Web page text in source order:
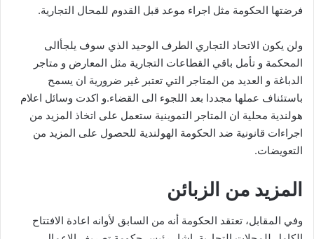
فرضتها الحكومة مثل اجراء موعد قبل القدوم للمحال التجارية.
ولن يكون الاتحاد التجاري الطرف الوحيد الذي سوف يلجأالى
المحكمة و تأمل باقي القطاعات التجارية مثل المعارض و متاجر
الدباغة و العديد من المتاجر التي تعتبر غير ضرورية ان يسمح
باستئناف عملها مجددا بعد اللجوء الى القضاء.و اكدت وسائل اعلام
هولندية محلية ان المتاجر التموينية ستعمل على اتخاذ المزيد من
اجراءات قانونية ضد الحكومة الهولندية للحصول على المزيد من
التعويضات.
المزيد من الزبائن
وفي المقابل، تعتقد الحكومة أنه من السابق لأوانه اعادة الافتتاح